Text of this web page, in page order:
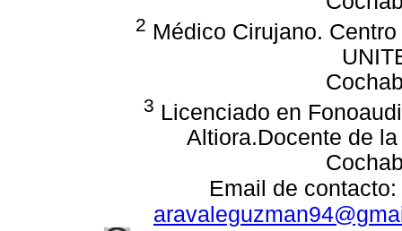
2 Médico Cirujano.
3 Licenciado en
Altiora.Docente de
Email de contacto: